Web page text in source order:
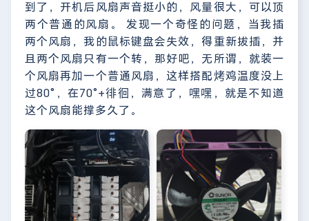
到了，开机后风扇声音挺小的，风量很大，可以顶
两个普通的风扇。 发现一个奇怪的问题，当我插
两个风扇，我的鼠标键盘会失效，得重新拔插，并
且两个风扇只有一个转，那好吧，无所谓，就装一
个风扇再加一个普通风扇，这样搭配烤鸡温度没上
过80°，在70°+徘徊，满意了，嘿嘿，就是不知道
这个风扇能撑多久了。